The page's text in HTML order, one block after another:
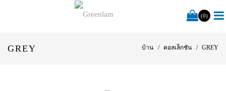
(0)
GREY บ้าน คอลเล็กชัน GREY